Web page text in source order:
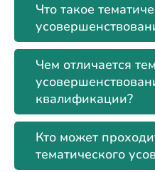
Что такое
Чем отличается
квалификации?
Кто может
тематического